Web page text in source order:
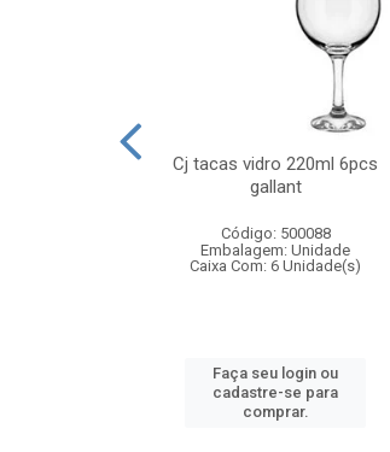
Cj tacas vidro 220ml 6pcs
gallant
Código: 500088
Embalagem: Unidade
Caixa Com: 6 Unidade(s)
Faça seu login ou
cadastre-se para
comprar.